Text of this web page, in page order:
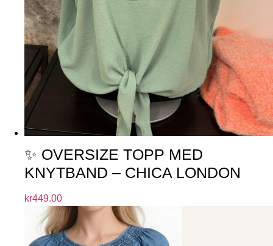
✨ OVERSIZE TOPP MED
KNYTBAND – CHICA LONDON
kr449.00